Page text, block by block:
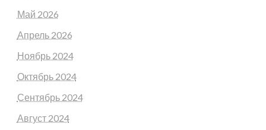
Май 2026
Апрель 2026
Ноябрь 2024
Октябрь 2024
Сентябрь 2024
Август 2024